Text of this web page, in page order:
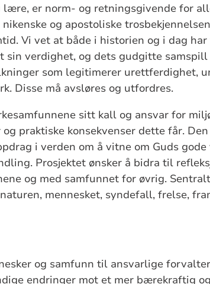
lære, er norm- og retningsgivende for
og apostoliske
Vi vet at både i historien og i dag
sin verdighet, og dets gudgitte
som legitimerer urettferdighet,
Disse må avsløres og utfordres.
sitt kall og ansvar for
praktiske konsekvenser dette får.
i verden om å vitne om Guds
Prosjektet ønsker å bidra til
og med samfunnet for øvrig.
mennesket, syndefall, frelse,
og samfunn til ansvarlige
endringer mot et mer bærekraftig